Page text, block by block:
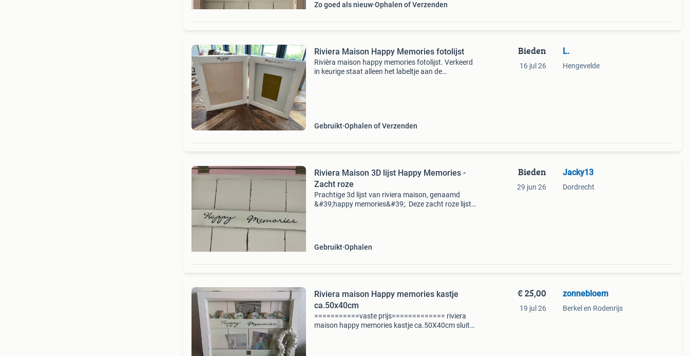
Zo goed als nieuw Ophalen of Verzenden
Riviera Maison Happy Memories fotolijst
Rivièra maison happy memories fotolijst. Verkeerd
in keurige staat alleen het labeltje aan de
Gebruikt Ophalen of Verzenden
Bieden
16 jul 26
L.
Hengevelde
Riviera Maison 3D lijst Happy Memories -
Zacht roze
Prachtige 3d lijst van riviera maison, genaamd
&#39;happy memories&#39;. Deze zacht roze lijst
Gebruikt Ophalen
Bieden
29 jun 26
Jacky13
Dordrecht
Riviera maison Happy memories kastje
ca.50x40cm
===========vaste prijs============= riviera
maison happy memories kastje ca.50X40cm sluit
€ 25,00
19 jul 26
zonnebloem
Berkel en Rodenrijs